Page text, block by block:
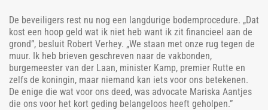
De beveiligers rest nu nog een langdurige bodemprocedure. „Dat
kost een hoop geld wat ik niet heb want ik zit financieel aan de
grond”, besluit Robert Verhey. „We staan met onze rug tegen de
muur. Ik heb brieven geschreven naar de vakbonden,
burgemeester van der Laan, minister Kamp, premier Rutte en
zelfs de koningin, maar niemand kan iets voor ons betekenen.
De enige die wat voor ons deed, was advocate Mariska Aantjes
die ons voor het kort geding belangeloos heeft geholpen.”